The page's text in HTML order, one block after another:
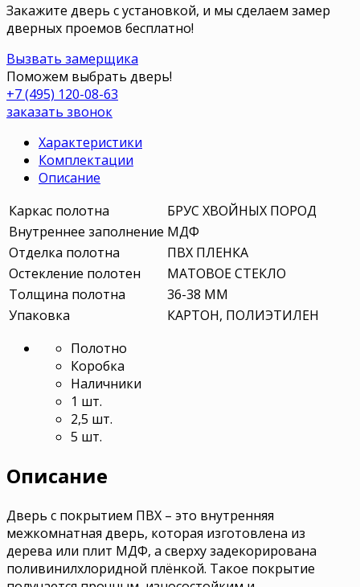
Закажите дверь с установкой, и мы сделаем замер
дверных проемов бесплатно!
Вызвать замерщика
Поможем выбрать дверь!
+7 (495) 120-08-63
заказать звонок
Характеристики
Комплектации
Описание
Каркас полотна
БРУС ХВОЙНЫХ ПОРОД
Внутреннее заполнение МДФ
Отделка полотна
ПВХ ПЛЕНКА
Остекление полотен
МАТОВОЕ СТЕКЛО
Толщина полотна
36-38 ММ
Упаковка
КАРТОН, ПОЛИЭТИЛЕН
Полотно
Коробка
Наличники
1 шт.
2,5 шт.
5 шт.
Описание
Дверь с покрытием ПВХ – это внутренняя
межкомнатная дверь, которая изготовлена из
дерева или плит МДФ, а сверху задекорирована
поливинилхлоридной плёнкой. Такое покрытие